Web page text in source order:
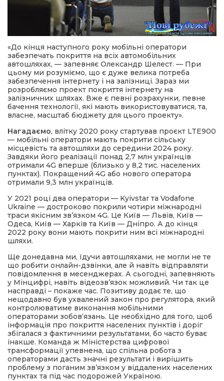
«До кінця наступного року мобільні оператори
забезпечать покриття на всіх автомобільних
автошляхах, — запевняє Олександр Шелест. — При
цьому ми розуміємо, що є дуже велика потреба
забезпечення інтернету і на залізниці. Зараз ми
розробляємо проект покриття інтернету на
залізничних шляхах. Вже є певні розрахунки, певне
бачення технології, які мають використовуватися, та,
власне, масштаб бюджету для цього проекту».
Нагадаємо, влітку 2020 року стартував проєкт LTE900
— мобільні оператори мають покрити сільську
місцевість та автошляхи до середини 2024 року.
Завдяки його реалізації понад 2,7 млн українців
отримали 4G вперше (близько у 8,2 тис. населених
пунктах). Покращений 4G або нового оператора
отримали 9,3 млн українців.
У 2021 році два оператори — Kyivstar та Vodafone
Ukraine — достроково покрили чотири міжнародні
траси якісним зв’язком 4G. Це Київ — Львів, Київ —
Одеса, Київ — Харків та Київ — Дніпро. А до кінця
2022 року вони мають покрити ним всі міжнародні
шляхи.
Ще донедавна ми, їдучи автошляхами, не могли не те
що робити онлайн-дзвінки, але й навіть відправляти
повідомлення в месенджерах. А сьогодні, запевняють
у Мінцифрі, навіть відеозв’язок можливий. Чи так це
насправді – покаже час. Позитиву додає те, що
нещодавно був ухвалений закон про регулятора, який
контролюватиме виконання мобільними
операторами зобов‘язань. Це необхідно для того, щоб
інформація про покриття населених пунктів і доріг
збігалася з фактичними результатами, бо часто буває
інакше. Команда ж Міністерства цифрової
трансформації упевнена, що спільна робота з
операторами дасть значні результати і вирішить
проблему з поганим зв’язком у віддалених населених
пунктах та під час подорожей Україною.